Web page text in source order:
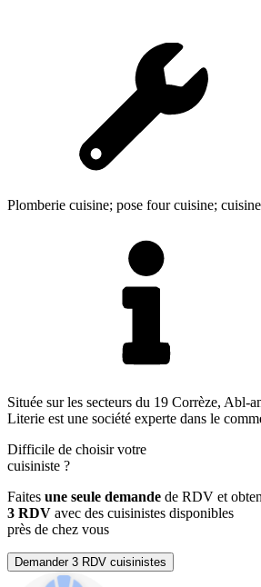
Plomberie cuisine; pose four cuisine;
Située sur les secteurs du 19 Corrèze, Abl-
Literie est une société experte dans le
Difficile de choisir votre
cuisiniste ?
Faites une seule demande de RDV et
3 RDV avec des cuisinistes disponibles
près de chez vous
Demander 3 RDV cuisinistes